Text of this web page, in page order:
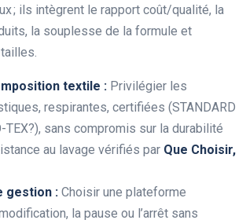
; ils intègrent le rapport coût/qualité, la
la souplesse de la formule et
textile : Privilégier les
respirantes, certifiées (STANDARD
TEX?), sans compromis sur la durabilité
au lavage vérifiés par Que Choisir,
gestion : Choisir une plateforme
la pause ou l’arrêt sans